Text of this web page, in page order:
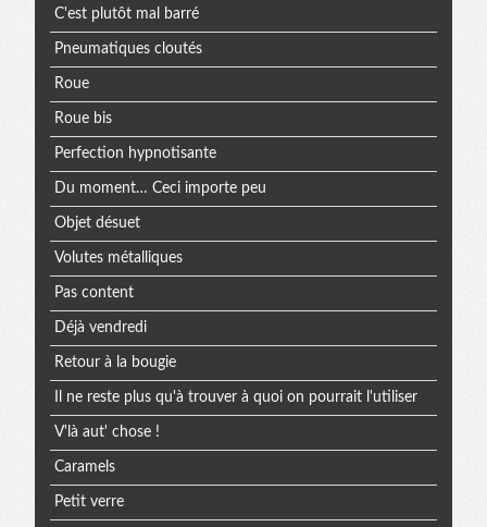
C'est plutôt mal barré
Pneumatiques cloutés
Roue
Roue bis
Perfection hypnotisante
Du moment… Ceci importe peu
Objet désuet
Volutes métalliques
Pas content
Déjà vendredi
Retour à la bougie
Il ne reste plus qu'à trouver à quoi on pourrait l'utiliser
V'là aut' chose !
Caramels
Petit verre